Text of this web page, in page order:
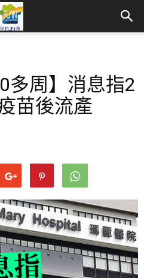
多周】消息指2
苗後流產